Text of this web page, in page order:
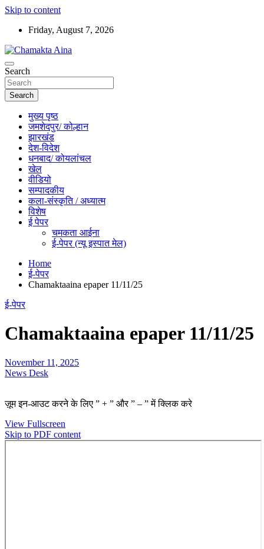
Skip to content
Friday, August 7, 2026
Chamakta Aina
Hindi News Paper – Jharkhand
Search
Search
मुख्य पृष्ठ
जमशेदपुर/ कोल्हान
झारखंड
देश-विदेश
धनबाद/ कोयलांचल
खेल
वीडियो
सम्पादकीय
कला-संस्कृति / अध्यात्म
विशेष
ई पेपर
चमकता आईना
ई-पेपर (न्यू इस्पात मेल)
Home
ई-पेपर
Chamaktaaina epaper 11/11/25
ई-पेपर
Chamaktaaina epaper 11/11/25
November 11, 2025
News Desk
ज़ूम इन-आउट करने के लिए ” + ” और ” – ” में क्लिक करे
View Fullscreen
Skip to PDF content